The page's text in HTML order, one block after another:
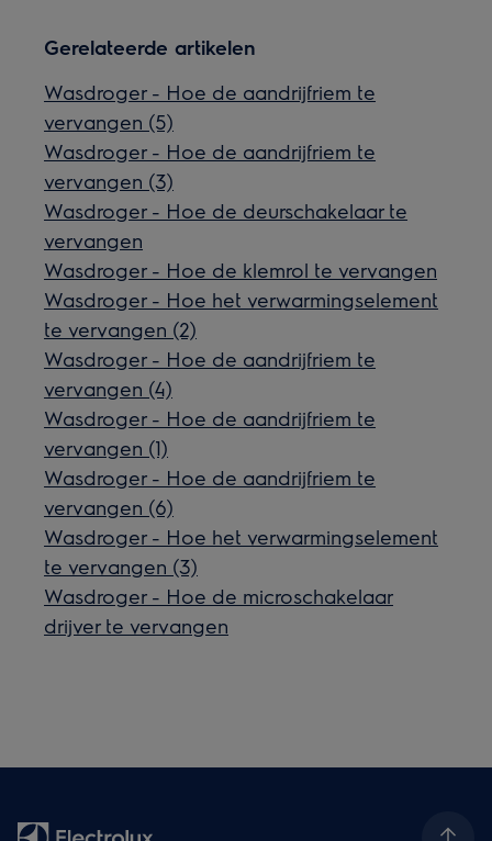
Gerelateerde artikelen
Wasdroger - Hoe de aandrijfriem te
vervangen (5)
Wasdroger - Hoe de aandrijfriem te
vervangen (3)
Wasdroger - Hoe de deurschakelaar te
vervangen
Wasdroger - Hoe de klemrol te vervangen
Wasdroger - Hoe het verwarmingselement
te vervangen (2)
Wasdroger - Hoe de aandrijfriem te
vervangen (4)
Wasdroger - Hoe de aandrijfriem te
vervangen (1)
Wasdroger - Hoe de aandrijfriem te
vervangen (6)
Wasdroger - Hoe het verwarmingselement
te vervangen (3)
Wasdroger - Hoe de microschakelaar
drijver te vervangen